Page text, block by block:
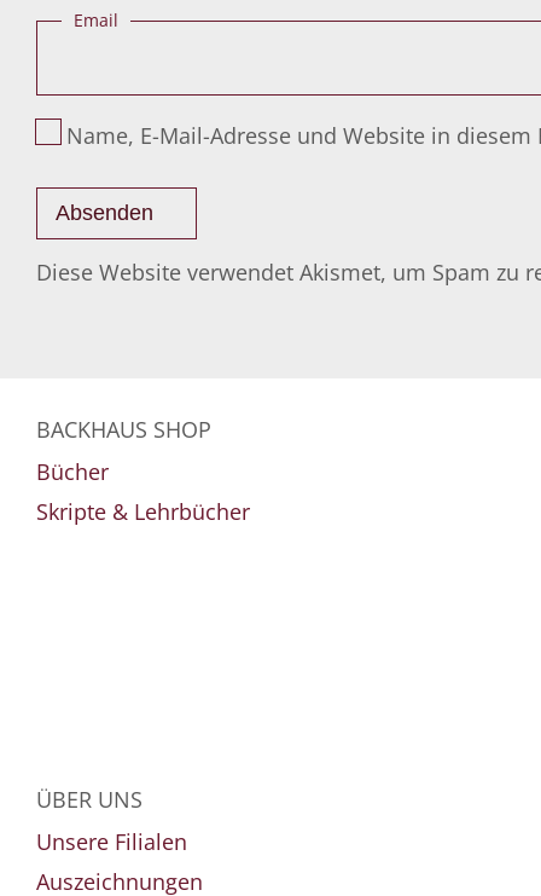
Email
Name, E-Mail-Adresse und Website in
Diese Website verwendet Akismet, um Spam zu
BACKHAUS SHOP
Bücher
Skripte & Lehrbücher
ÜBER UNS
Unsere Filialen
Auszeichnungen